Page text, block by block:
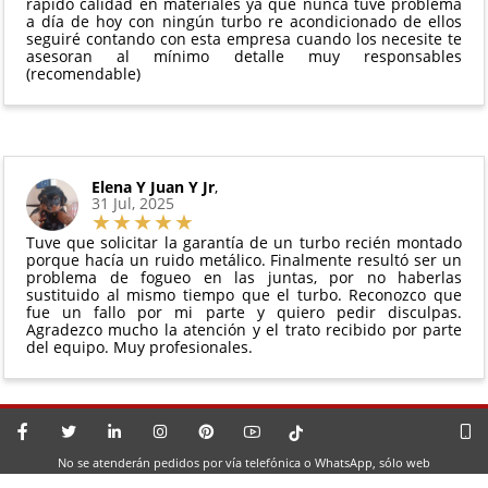
a día de hoy con ningún turbo re acondicionado de ellos
seguiré contando con esta empresa cuando los necesite te
asesoran al mínimo detalle muy responsables
(recomendable)
Elena Y Juan Y Jr,
31 Jul, 2025
Tuve que solicitar la garantía de un turbo recién montado
porque hacía un ruido metálico. Finalmente resultó ser un
problema de fogueo en las juntas, por no haberlas
sustituido al mismo tiempo que el turbo. Reconozco que
fue un fallo por mi parte y quiero pedir disculpas.
Agradezco mucho la atención y el trato recibido por parte
del equipo. Muy profesionales.
No se atenderán pedidos por vía telefónica o WhatsApp, sólo web